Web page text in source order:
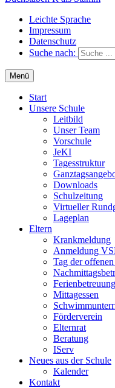
Schule Rothestraße
Die Grundschule im Herzen
Leichte Sprache
Impressum
Datenschutz
Suche nach:
Menü
Start
Unsere Schule
Leitbild
Unser Team
Vorschule
JeKI
Tagesstruktur
Downloads
Schulzeitung
Virtueller
Lageplan
Eltern
Krankmeldung
Anmeldung
Tag der
Ferienbetreuung
Mittagessen
Förderverein
Elternrat
Beratung
IServ
Neues aus der Schule
Kalender
Kontakt